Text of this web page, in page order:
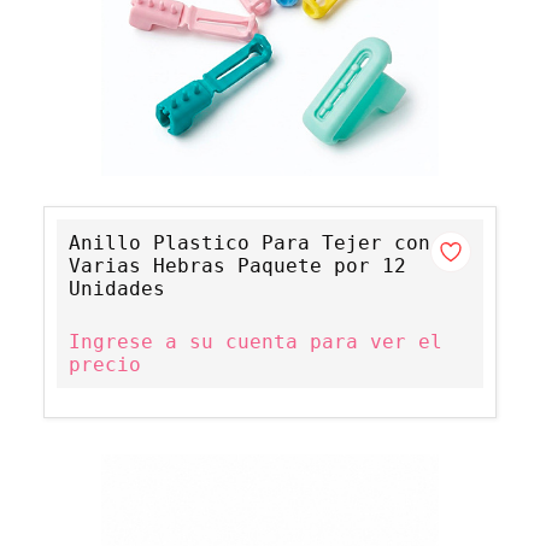
Anillo Plastico Para Tejer con
Varias Hebras Paquete por 12
Unidades
Ingrese a su cuenta para ver el
precio